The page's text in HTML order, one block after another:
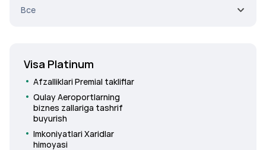
Все
Visa Platinum
Afzalliklari Premial takliflar
QulayAeroportlarning
biznes zallariga tashrif
buyurish
Imkoniyatlari Xaridlar
himoyasi